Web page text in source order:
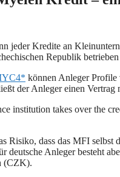
jeder Kredite an
Republik
können Anleger Profile
der Anleger einen
institution takes over the
Risiko, dass das MFI
deutsche Anleger besteht
(CZK).